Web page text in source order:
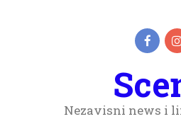
Nezavisni news i